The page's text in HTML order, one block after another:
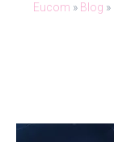
Eucom » Blog »